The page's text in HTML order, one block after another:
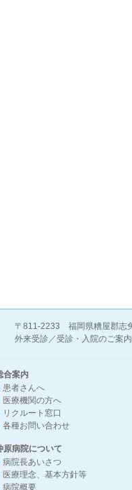
〒811-2233 福岡県糟屋郡志
外来受診／受診・入院のご案
合案内
患者さんへ
医療機関の方へ
リクルート窓口
各種お問い合わせ
原病院について
病院長あいさつ
医療理念、基本方針等
病院概要